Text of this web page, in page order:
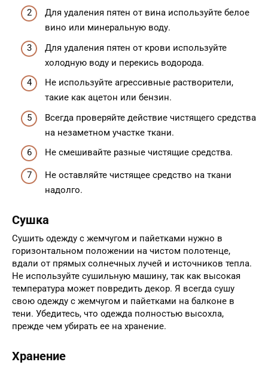
Для удаления пятен от вина используйте белое
вино или минеральную воду.
Для удаления пятен от крови используйте
холодную воду и перекись водорода.
Не используйте агрессивные растворители,
такие как ацетон или бензин.
Всегда проверяйте действие чистящего средства
на незаметном участке ткани.
Не смешивайте разные чистящие средства.
Не оставляйте чистящее средство на ткани
надолго.
Сушка
Сушить одежду с жемчугом и пайетками нужно в
горизонтальном положении на чистом полотенце,
вдали от прямых солнечных лучей и источников тепла.
Не используйте сушильную машину, так как высокая
температура может повредить декор. Я всегда сушу
свою одежду с жемчугом и пайетками на балконе в
тени. Убедитесь, что одежда полностью высохла,
прежде чем убирать ее на хранение.
Хранение